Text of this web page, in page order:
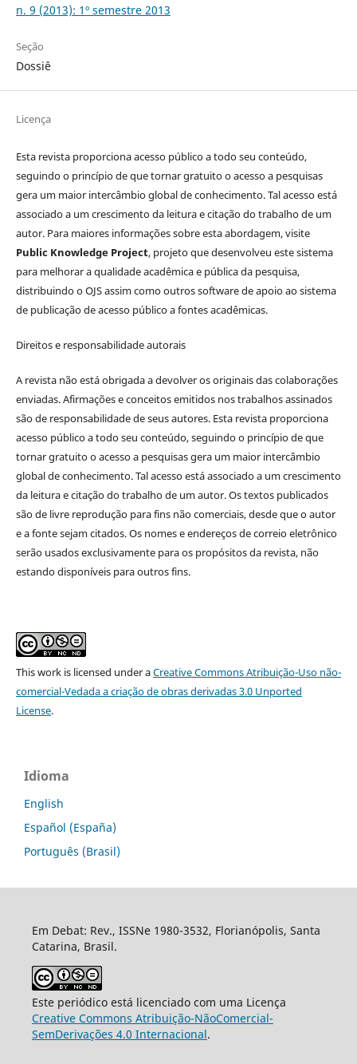
n. 9 (2013): 1º semestre 2013
Seção
Dossiê
Licença
Esta revista proporciona acesso público a todo seu conteúdo,
seguindo o princípio de que tornar gratuito o acesso a pesquisas
gera um maior intercâmbio global de conhecimento. Tal acesso está
associado a um crescimento da leitura e citação do trabalho de um
autor. Para maiores informações sobre esta abordagem, visite
Public Knowledge Project, projeto que desenvolveu este sistema
para melhorar a qualidade acadêmica e pública da pesquisa,
distribuindo o OJS assim como outros software de apoio ao sistema
de publicação de acesso público a fontes acadêmicas.
Direitos e responsabilidade autorais
A revista não está obrigada a devolver os originais das colaborações
enviadas. Afirmações e conceitos emitidos nos trabalhos assinados
são de responsabilidade de seus autores. Esta revista proporciona
acesso público a todo seu conteúdo, seguindo o princípio de que
tornar gratuito o acesso a pesquisas gera um maior intercâmbio
global de conhecimento. Tal acesso está associado a um crescimento
da leitura e citação do trabalho de um autor. Os textos publicados
são de livre reprodução para fins não comerciais, desde que o autor
e a fonte sejam citados. Os nomes e endereços de correio eletrônico
serão usados exclusivamente para os propósitos da revista, não
estando disponíveis para outros fins.
Thisworkis licensed under aCreative Commons Atribuição-Uso não-
comercial-Vedada a criação de obras derivadas 3.0 Unported
License.
Idioma
English
Español (España)
Português (Brasil)
Em Debat: Rev., ISSNe 1980-3532, Florianópolis, Santa
Catarina, Brasil.
Este periódico está licenciado com uma Licença
Creative Commons Atribuição-NãoComercial-
SemDerivações 4.0 Internacional.